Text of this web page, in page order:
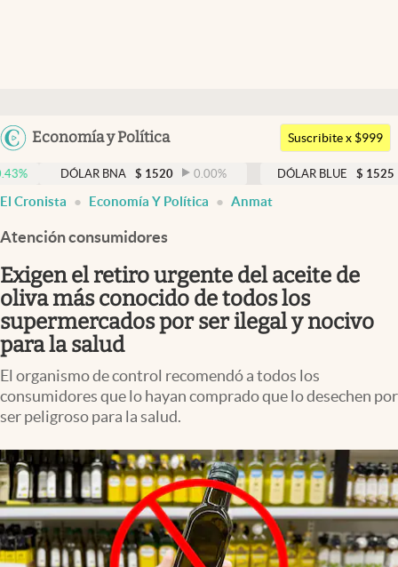
Argentina
Uruguay
Economía y Política
Members
Economía y Política
Finanzas y Mercados
Mercados Online
Negocios
Columnistas
Otras secciones
Apertura
Infotechnology
Clima
Mundial 2026
Eventos Corporativos
Suscribite x $999
DÓLAR BNA $ 1520 0.00% DÓLAR BLUE $ 1525 -0.33%
El Cronista Economía Y Política Anmat
Atención consumidores
Exigen el retiro urgente del aceite de
oliva más conocido de todos los
supermercados por ser ilegal y nocivo
para la salud
El organismo de control recomendó a todos los
consumidores que lo hayan comprado que lo desechen por
ser peligroso para la salud.